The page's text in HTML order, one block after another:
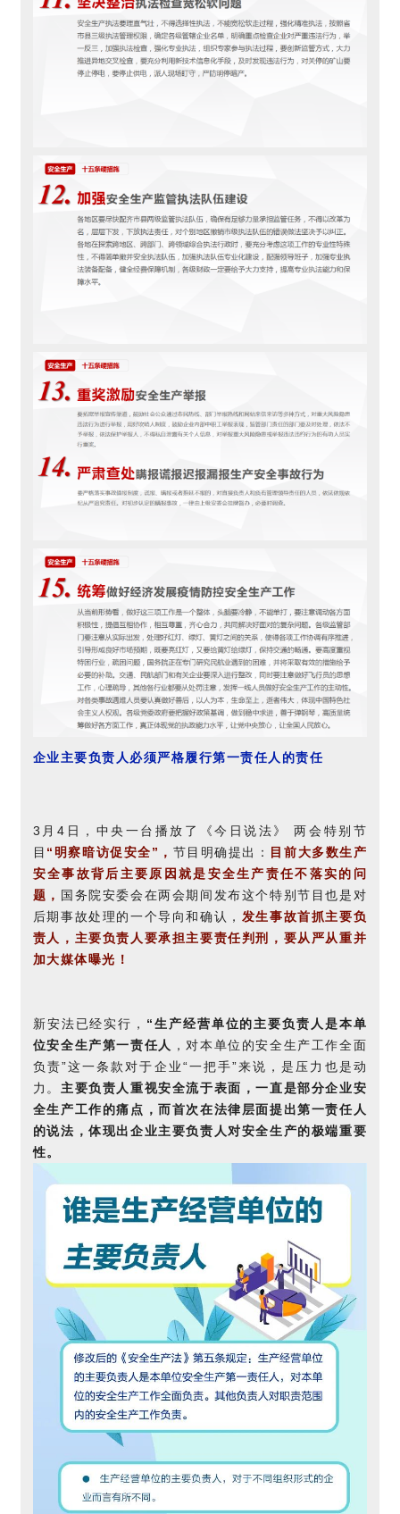
企业主要负责人必须严格履行第一责任人的责任
3月4日，中央一台播放了《今日说法》 两会特别节
目 “明察暗访促安全”， 节目明确提出： 目前大多数生产
安全事故背后主要原因就是安全生产责任不落实的问
题， 国务院安委会在两会期间发布这个特别节目也是对
后期事故处理的一个导向和确认， 发生事故首抓主要负
责人，主要负责人要承担主要责任判刑，要从严从重并
加大媒体曝光！
新安法已经实行， “生产经营单位的主要负责人是本单
位安全生产第一责任人
，对本单位的安全生产工作全面
负责”这一条款对于企业“一把手”来说，是压力也是动
力。 主要负责人重视安全流于表面，一直是部分企业安
全生产工作的痛点，而首次在法律层面提出第一责任人
的说法，体现出企业主要负责人对安全生产的极端重要
性。